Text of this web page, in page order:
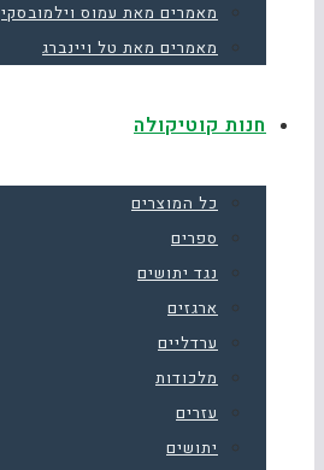
מאמרים מאת עמוס וילמובסקי
מאמרים מאת טל ויינברג
חנות קוטיקולה
כל המוצרים
ספרים
נגד יתושים
ארגזים
ערדליים
מלכודות
עזרים
יתושים